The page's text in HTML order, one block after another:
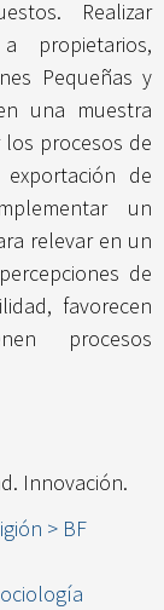
Realizar
propietarios,
Pequeñas y
una muestra
los procesos de
de
un
relevar en un
de
favorecen
procesos
Innovación.
> BF